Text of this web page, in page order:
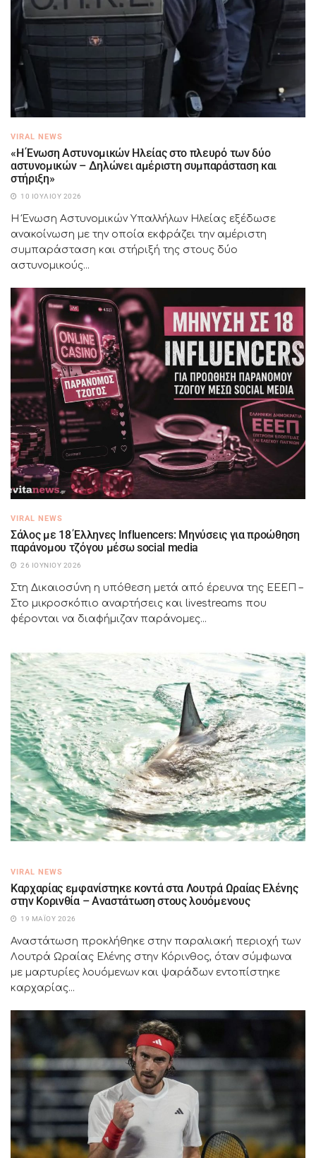
VIRAL NEWS
«Η Ένωση Αστυνομικών Ηλείας στο πλευρό των δύο
αστυνομικών – Δηλώνει αμέριστη συμπαράσταση και
στήριξη»
10 ΙΟΥΛΊΟΥ 2026
Η Ένωση Αστυνομικών Υπαλλήλων Ηλείας εξέδωσε
ανακοίνωση με την οποία εκφράζει την αμέριστη
συμπαράσταση και στήριξή της στους δύο
αστυνομικούς...
VIRAL NEWS
Σάλος με 18 Έλληνες Influencers: Μηνύσεις για προώθηση
παράνομου τζόγου μέσω social media
26 ΙΟΥΝΊΟΥ 2026
Στη Δικαιοσύνη η υπόθεση μετά από έρευνα της ΕΕΕΠ –
Στο μικροσκόπιο αναρτήσεις και livestreams που
φέρονται να διαφήμιζαν παράνομες...
VIRAL NEWS
Καρχαρίας εμφανίστηκε κοντά στα Λουτρά Ωραίας Ελένης
στην Κορινθία – Αναστάτωση στους λουόμενους
19 ΜΑΪ́ΟΥ 2026
Αναστάτωση προκλήθηκε στην παραλιακή περιοχή των
Λουτρά Ωραίας Ελένης στην Κόρινθος, όταν σύμφωνα
με μαρτυρίες λουόμενων και ψαράδων εντοπίστηκε
καρχαρίας...